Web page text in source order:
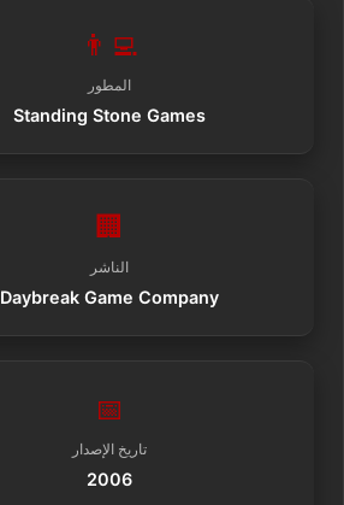
👨‍💻
المطور
Standing Stone Games
🏢
الناشر
Daybreak Game Company
📅
تاريخ الإصدار
2006